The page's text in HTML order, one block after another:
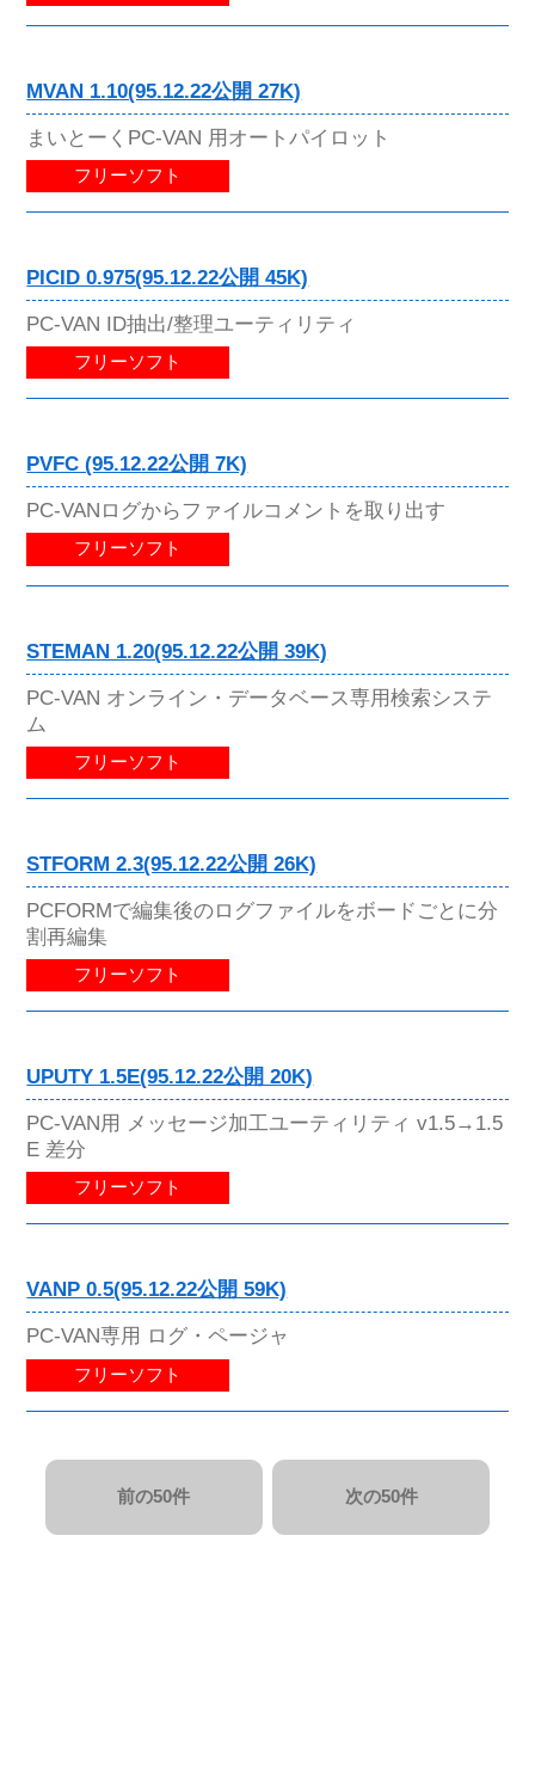
MVAN 1.10(95.12.22公開 27K)
まいとーくPC-VAN 用オートパイロット
フリーソフト
PICID 0.975(95.12.22公開 45K)
PC-VAN ID抽出/整理ユーティリティ
フリーソフト
PVFC (95.12.22公開 7K)
PC-VANログからファイルコメントを取り出す
フリーソフト
STEMAN 1.20(95.12.22公開 39K)
PC-VAN オンライン・データベース専用検索システ
ム
フリーソフト
STFORM 2.3(95.12.22公開 26K)
PCFORMで編集後のログファイルをボードごとに分
割再編集
フリーソフト
UPUTY 1.5E(95.12.22公開 20K)
PC-VAN用 メッセージ加工ユーティリティ v1.5→1.5
E 差分
フリーソフト
VANP 0.5(95.12.22公開 59K)
PC-VAN専用 ログ・ページャ
フリーソフト
前の50件 次の50件